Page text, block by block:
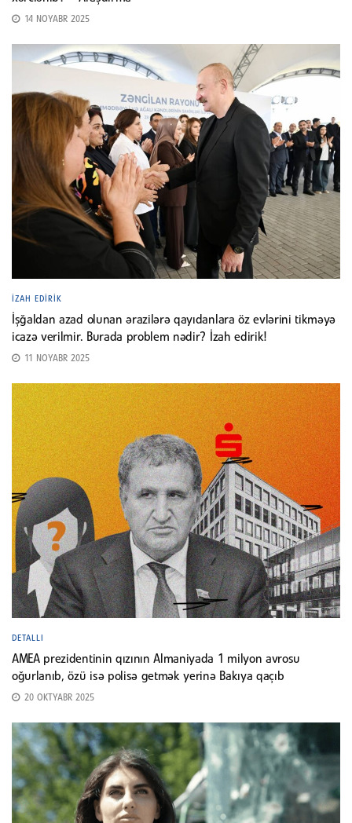
14 NOYABR 2025
İZAH EDIRIK
İşğaldan azad olunan ərazilərə qayıdanlara öz evlərini tikməyə
icazə verilmir. Burada problem nədir? İzah edirik!
11 NOYABR 2025
DETALLI
AMEA prezidentinin qızının Almaniyada 1 milyon avrosu
oğurlanıb, özü isə polisə getmək yerinə Bakıya qaçıb
20 OKTYABR 2025